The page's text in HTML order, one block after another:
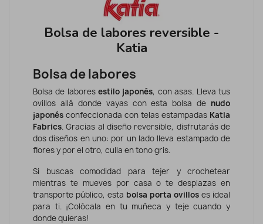
Bolsa de labores reversible -
Katia
Bolsa de labores
Bolsa de labores estilo japonés, con asas. Lleva tus
ovillos allá donde vayas con esta bolsa de nudo
japonés confeccionada con telas estampadas Katia
Fabrics. Gracias al diseño reversible, disfrutarás de
dos diseños en uno: por un lado lleva estampado de
flores y por el otro, culla en tono gris.
Si buscas comodidad para tejer y crochetear
mientras te mueves por casa o te desplazas en
transporte público, esta bolsa porta ovillos es ideal
para ti. ¡Colócala en tu muñeca y teje cuando y
donde quieras!